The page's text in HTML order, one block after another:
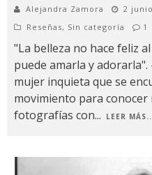
Alejandra Zamora
2
Reseñas, Sin categoría 1
"La belleza no hace feliz
puede amarla y
mujer inquieta que se
movimiento para conocer
fotografías con... LEER